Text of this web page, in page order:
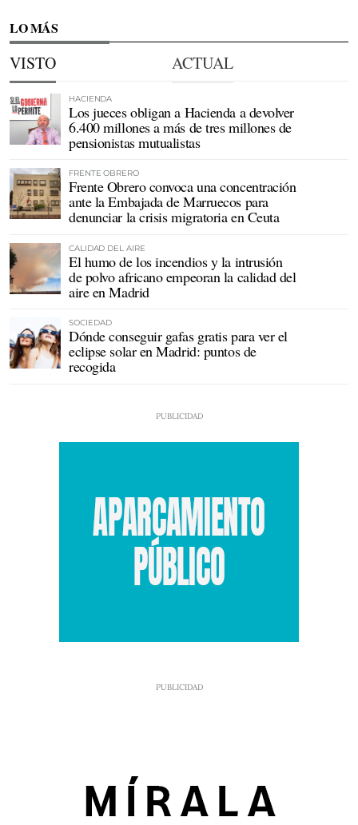
LO MÁS
VISTO ACTUAL
HACIENDA
Los jueces obligan a Hacienda a devolver
6.400 millones a más de tres millones de
pensionistas mutualistas
FRENTE OBRERO
Frente Obrero convoca una concentración
ante la Embajada de Marruecos para
denunciar la crisis migratoria en Ceuta
CALIDAD DEL AIRE
El humo de los incendios y la intrusión
de polvo africano empeoran la calidad del
aire en Madrid
SOCIEDAD
Dónde conseguir gafas gratis para ver el
eclipse solar en Madrid: puntos de
recogida